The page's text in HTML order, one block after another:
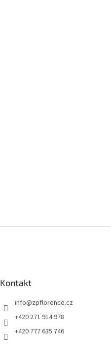
Kontakt
info@zpflorence.cz
+420 271 914 978
+420 777 635 746